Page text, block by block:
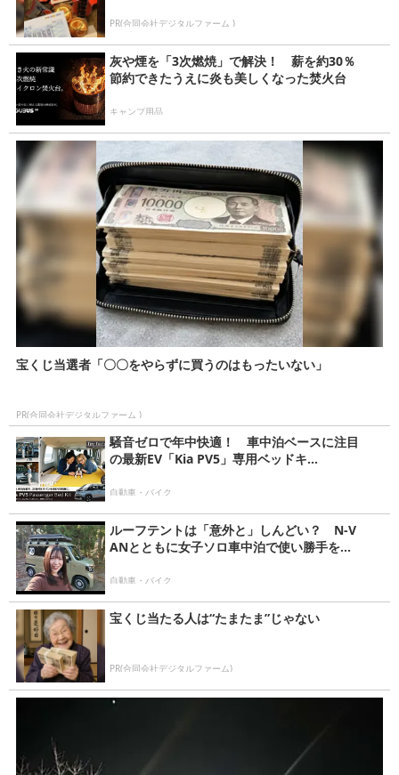
PR(合同会社デジタルファーム )
灰や煙を「3次燃焼」で解決！ 薪を約30％
節約できたうえに炎も美しくなった焚火台
キャンプ用品
宝くじ当選者「〇〇をやらずに買うのはもったいない」
PR(合同会社デジタルファーム )
騒音ゼロで年中快適！ 車中泊ベースに注目
の最新EV「Kia PV5」専用ベッドキ...
自動車・バイク
ルーフテントは「意外と」しんどい？ N-V
ANとともに女子ソロ車中泊で使い勝手を...
自動車・バイク
宝くじ当たる人は“たまたま”じゃない
PR(合同会社デジタルファーム)